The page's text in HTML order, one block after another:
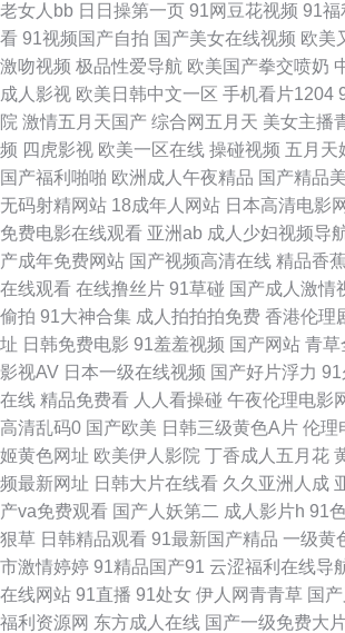
国产91九九 色综合社区 欧美极度性交网 日韩AV打炮
伊人久香蕉 综合网日韩 大香蕉92 超碰爱啪啪 亚洲欧
月 国产视频二区 欧美性爱综合网站 三级片免费国产
网 91在线免费视频 视频污下载 超碰男人在线 欧美
频99视频 亚州污97 岛国偷拍色图 中文豆花AV 日本
视频 免费上网看AV 国产日韩伦理 日韩精品欧美乱 超
爱 日本成人A片网址 免费的黄色网 91美女色色 爱豆
夜少妇秀场Av 日韩成人社区 天天干在线激情 色色干
产精品18 超碰注妇 东方四虎色av 99re大香蕉 午夜
子 欧美另类天堂 免费黑丝自慰网 97人人操人人 91视
妇综合网 五月大香蕉网站 超碰豆花AV 日本a片中文
老女人bb 日日操第一页 91网豆花视频 91福
看 91视频国产自拍 国产美女在线视频 欧美
激吻视频 极品性爱导航 欧美国产拳交喷奶
成人影视 欧美日韩中文一区 手机看片1204
院 激情五月天国产 综合网五月天 美女主播
频 四虎影视 欧美一区在线 操碰视频 五月天
国产福利啪啪 欧洲成人午夜精品 国产精品
无码射精网站 18成年人网站 日本高清电影网
免费电影在线观看 亚洲ab 成人少妇视频导
产成年免费网站 国产视频高清在线 精品香
在线观看 在线撸丝片 91草碰 国产成人激情
偷拍 91大神合集 成人拍拍拍免费 香港伦理
址 日韩免费电影 91羞羞视频 国产网站 青草
影视AV 日本一级在线视频 国产好片浮力 91
在线 精品免费看 人人看操碰 午夜伦理电影
高清乱码0 国产欧美 日韩三级黄色A片 伦理
姬黄色网址 欧美伊人影院 丁香成人五月花
频最新网址 日韩大片在线看 久久亚洲人成
产va免费观看 国产人妖第二 成人影片h 91
狠草 日韩精品观看 91最新国产精品 一级黄
市激情婷婷 91精品国产91 云涩福利在线导
在线网站 91直播 91处女 伊人网青青草 国
福利资源网 东方成人在线 国产一级免费大